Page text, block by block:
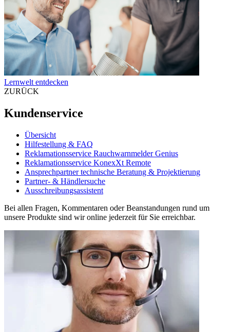
Lernwelt entdecken
ZURÜCK
Kundenservice
Übersicht
Hilfestellung & FAQ
Reklamationsservice Rauchwarnmelder Genius
Reklamationsservice KonexXt Remote
Ansprechpartner technische Beratung & Projektierung
Partner- & Händlersuche
Ausschreibungsassistent
Bei allen Fragen, Kommentaren oder Beanstandungen rund um
unsere Produkte sind wir online jederzeit für Sie erreichbar.